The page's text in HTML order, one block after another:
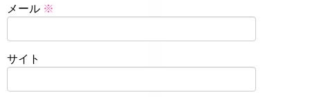
メール ※
サイト